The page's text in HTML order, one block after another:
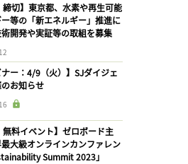
締切】東京都、水素や再生可能
等の「新エネルギー」推進に
開発や実証等の取組を募集
ナー：4/9（火）】SJダイジェ
お知らせ
無料イベント】ゼロボード主
大級オンラインカンファレン
Summit 2023」